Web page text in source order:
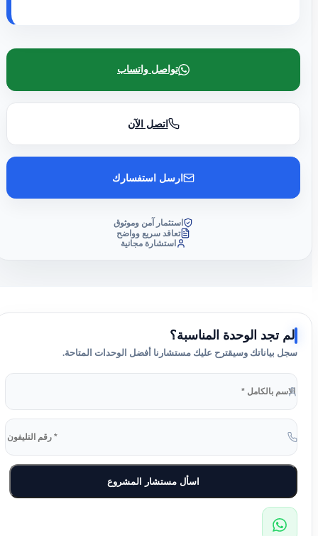
تواصل واتساب
اتصل الآن
ارسل استفسارك
استثمار آمن وموثوق
تعاقد سريع وواضح
استشارة مجانية
لم تجد الوحدة المناسبة؟
سجل بياناتك وسيقترح عليك مستشارنا أفضل الوحدات المتاحة.
اسأل مستشار المشروع